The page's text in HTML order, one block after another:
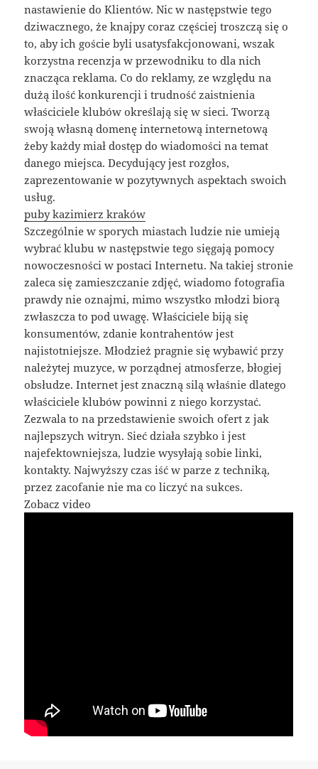
nastawienie do Klientów. Nic w następstwie tego
dziwacznego, że knajpy coraz częściej troszczą się o
to, aby ich goście byli usatysfakcjonowani, wszak
korzystna recenzja w przewodniku to dla nich
znacząca reklama. Co do reklamy, ze względu na
dużą ilość konkurencji i trudność zaistnienia
właściciele klubów określają się w sieci. Tworzą
swoją własną domenę internetową internetową
żeby każdy miał dostęp do wiadomości na temat
danego miejsca. Decydujący jest rozgłos,
zaprezentowanie w pozytywnych aspektach swoich
usług.
puby kazimierz kraków
Szczególnie w sporych miastach ludzie nie umieją
wybrać klubu w następstwie tego sięgają pomocy
nowoczesności w postaci Internetu. Na takiej stronie
zaleca się zamieszczanie zdjęć, wiadomo fotografia
prawdy nie oznajmi, mimo wszystko młodzi biorą
zwłaszcza to pod uwagę. Właściciele biją się
konsumentów, zdanie kontrahentów jest
najistotniejsze. Młodzież pragnie się wybawić przy
należytej muzyce, w porządnej atmosferze, błogiej
obsłudze. Internet jest znaczną silą właśnie dlatego
właściciele klubów powinni z niego korzystać.
Zezwala to na przedstawienie swoich ofert z jak
najlepszych witryn. Sieć działa szybko i jest
najefektowniejsza, ludzie wysyłają sobie linki,
kontakty. Najwyższy czas iść w parze z techniką,
przez zacofanie nie ma co liczyć na sukces.
Zobacz video